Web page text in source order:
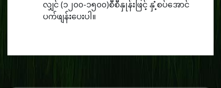
လျှင် (၁၂၀၀-၁၅၀၀)စီစီနှုန်းဖြင့် နှံ့စပ်အောင်
ပက်ဖျန်းပေးပါ။